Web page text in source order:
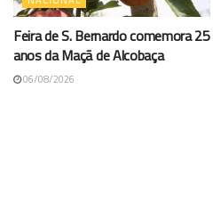
Feira de S. Bernardo comemora 25
anos da Maçã de Alcobaça
06/08/2026